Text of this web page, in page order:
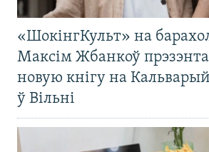
«ШокінгКульт» на
Максім Жбанкоў
новую кнігу на
ў Вільні